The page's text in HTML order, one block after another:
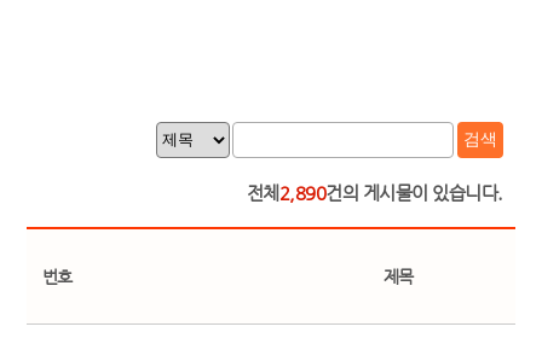
검색
전체 2,890건의 게시물이 있습니다.
번호 제목